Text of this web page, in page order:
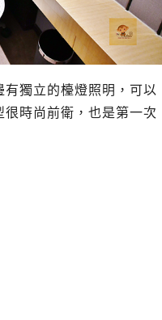
獨立的檯燈照明，可以
時尚前衛，也是第一次